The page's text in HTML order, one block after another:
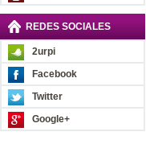
REDES SOCIALES
2urpi
Facebook
Twitter
Google+